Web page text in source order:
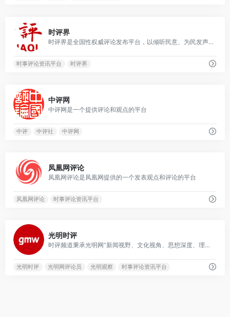
时评界
时评界是全国性权威评论发布平台，以倾听民意、为民发声、开化民智、促进发展为己任，在保持评论社会性、针对性、独特性、建设性、时效性等特点的同时，充分发挥互联网功能，使时评界网站成为一个民声发布器和发展推动器。
时事评论资讯平台 时评界
中评网
中评网是一个提供评论和观点的平台
中评 中评社 中评网
凤凰网评论
凤凰网评论是凤凰网提供的一个发表观点和评论的平台
凤凰网评论 时事评论资讯平台
光明时评
时评频道秉承光明网“新闻视野、文化视角、思想深度、理论高度”的办网理念，以“直面热点、理性述评、针砭时弊、激浊扬清”为栏目定位。
光明时评 光明网评论员 光明观察 时事评论资讯平台